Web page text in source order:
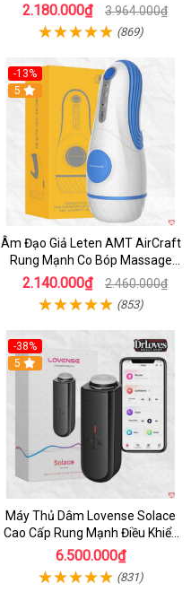
2.180.000₫ 3.964.000₫
(869)
-13%
5
Âm Đạo Giả Leten AMT AirCraft
Rung Mạnh Co Bóp Massage
Êm Ái
2.140.000₫ 2.460.000₫
(853)
-38%
Hot
5
Máy Thủ Dâm Lovense Solace
Cao Cấp Rung Mạnh Điều Khiển
App
6.500.000₫
(831)